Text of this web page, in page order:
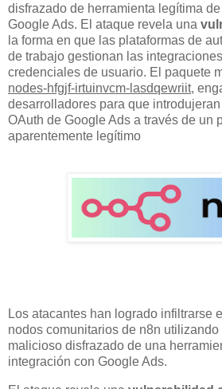
disfrazado de herramienta legítima
Google Ads. El ataque revela una
la forma en que las plataformas de
de trabajo gestionan las
credenciales de usuario. El paquete
nodes-hfgjf-irtuinvcm-lasdqewriit,
desarrolladores para que
OAuth de Google Ads a través de un
aparentemente legítimo
Los atacantes han logrado infiltrarse
nodos comunitarios de n8n
malicioso disfrazado de una
integración con Google Ads.